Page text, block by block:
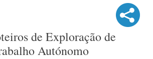
de Exploração de
Autónomo